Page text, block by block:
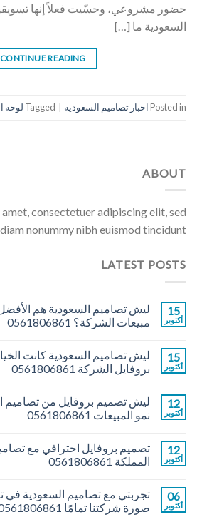
حضور مشروعي، وحسّيت فعلاً إنها
السعودية ما […]
CONTINUE READING
Posted inاخبار تصاميم السعودية Tagged لوحة
ABOUT
consectetuer adipiscing elit, sed
diam nonummy nibh euismod tincidunt.
LATEST POSTS
15
أكتوبر
ليش تصاميم السعودية هم
مبيعات الشركة؟ 0561806861
15
أكتوبر
بروفايل الشركة 0561806861
12
أكتوبر
نمو المبيعات 0561806861
12
أكتوبر
المملكة 0561806861
06
أكتوبر
تجربتي مع تصاميم السعودية في
صورة شركتنا تمامًا 0561806861